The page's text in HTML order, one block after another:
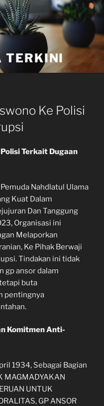
TERKINI
Ke Polisi
Terkait Dugaan
Nahdlatul Ulama
Kuat Dalam
Dan Tanggung
Organisasi ini
Melaporkan
Ke Pihak Berwaji
Tindakan ini tidak
gp ansor dalam
buta
pentingnya
Komitmen Anti-
1934, Sebagai Bagian
MAGMADYAKAN
UNTUK
GP ANSOR